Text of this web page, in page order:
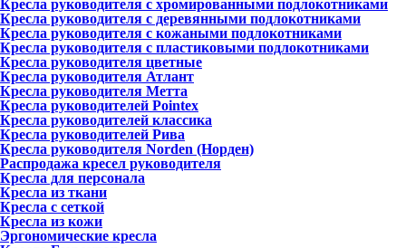
Кресла руководителя с хромированными подлокотниками
Кресла руководителя с деревянными подлокотниками
Кресла руководителя с кожаными подлокотниками
Кресла руководителя с пластиковыми подлокотниками
Кресла руководителя цветные
Кресла руководителя Атлант
Кресла рyководителя Метта
Кресла руководителей Pointex
Кресла руководителей классика
Кресла руководителей Рива
Кресла руководителя Norden (Норден)
Распродажа кресел руководителя
Кресла для персонала
Кресла из ткани
Кресла с сеткой
Кресла из кожи
Эргономические кресла